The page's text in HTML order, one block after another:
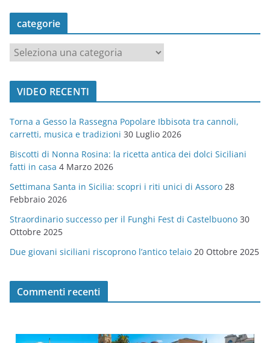
categorie
a
t
o
r
i
e
VIDEO RECENTI
Torna a Gesso la Rassegna Popolare Ibbisota tra cannoli,
carretti, musica e tradizioni 30 Luglio 2026
Biscotti di Nonna Rosina: la ricetta antica dei dolci Siciliani
fatti in casa 4 Marzo 2026
Settimana Santa in Sicilia: scopri i riti unici di Assoro 28
Febbraio 2026
Straordinario successo per il Funghi Fest di Castelbuono 30
Ottobre 2025
Due giovani siciliani riscoprono l’antico telaio 20 Ottobre 2025
Commenti recenti